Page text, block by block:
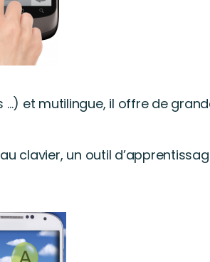
et mutilingue, il offre de
clavier, un outil